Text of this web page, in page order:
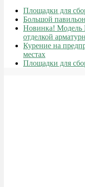
Площадки для
Большой
Новинка! Модель
отделкой
Курение на
местах
Площадки для